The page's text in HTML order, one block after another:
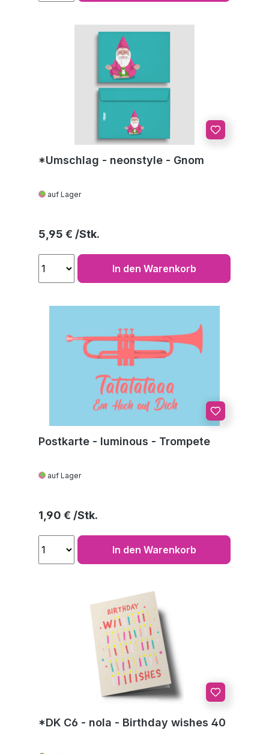
*Umschlag - neonstyle - Gnom
auf Lager
Regulärer Preis:
5,95 €
In den Warenkorb
Postkarte - luminous - Trompete
auf Lager
Regulärer Preis:
1,90 €
In den Warenkorb
*DK C6 - nola - Birthday wishes 40